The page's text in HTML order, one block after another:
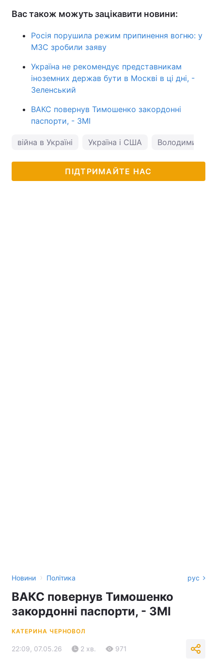
Вас також можуть зацікавити новини:
Росія порушила режим припинення вогню: у
МЗС зробили заяву
Україна не рекомендує представникам
іноземних держав бути в Москві в ці дні, -
Зеленський
ВАКС повернув Тимошенко закордонні
паспорти, - ЗМІ
війна в Україні Україна і США Володимир
ПІДТРИМАЙТЕ НАС
Новини › Політика рус
ВАКС повернув Тимошенко
закордонні паспорти, - ЗМІ
КАТЕРИНА ЧЕРНОВОЛ
22:09, 07.05.26 2 хв. 971